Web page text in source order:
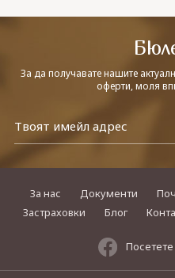
За да получавате нашите
оферти, моля
За нас Документи
Застраховки
Блог